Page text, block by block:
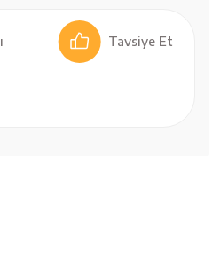
Tavsiye Et